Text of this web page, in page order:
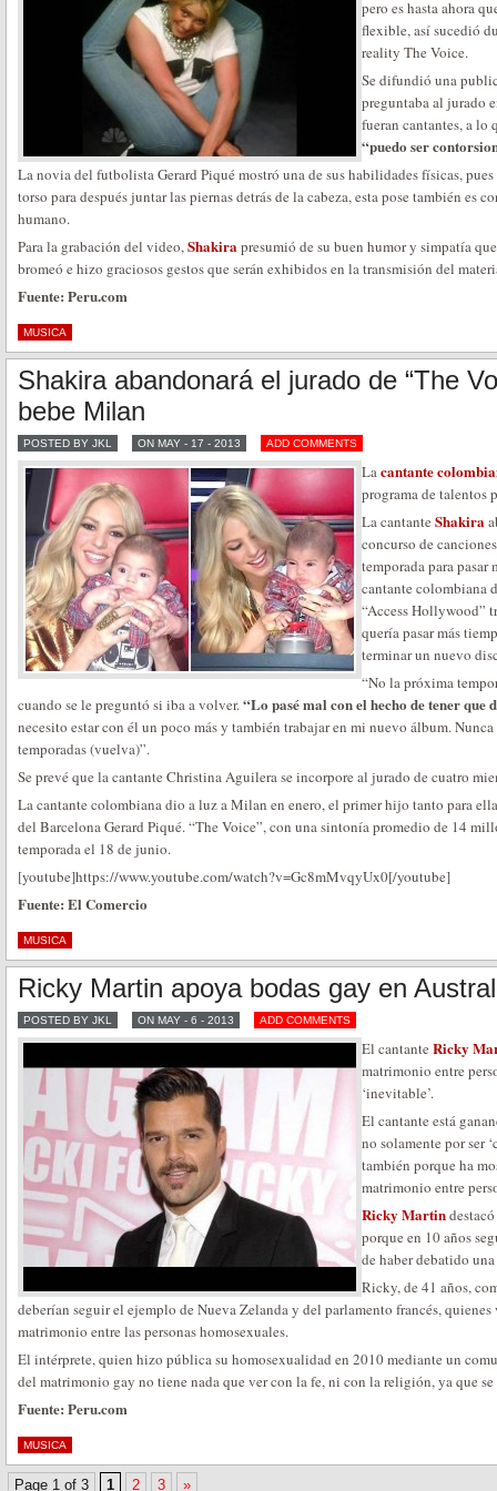
pero es hasta ahora
flexible, así sucedió
reality The Voice.
Se difundió una
preguntaba al jurado
fueran cantantes, a lo
“puedo ser
La novia del futbolista Gerard Piqué mostró una de sus habilidades físicas,
torso para después juntar las piernas detrás de la cabeza, esta pose también es
humano.
Para la grabación del video,Shakirapresumió de su buen humor y simpatía
bromeó e hizo graciosos gestos que serán exhibidos en la transmisión del
Fuente: Peru.com
MUSICA
Shakira abandonará el jurado de “The
bebe Milan
POSTED BY JKL ON MAY - 17 - 2013 ADD COMMENTS
Lacantante
programa de talentos
La cantante Shakira
concurso de
temporada para
cantante colombiana
“Access Hollywood”
quería pasar más
terminar un nuevo
“No la próxima
cuando se le preguntó si iba a volver.“Lo pasé mal con el hecho de tener que
necesito estar con él un poco más y también trabajar en mi nuevo álbum. Nunca
temporadas (vuelva)”.
Se prevé que la cantante Christina Aguilera se incorpore al jurado de cuatro
La cantante colombiana dio a luz a Milan en enero, el primer hijo tanto para
del Barcelona Gerard Piqué. “The Voice”, con una sintonía promedio de 14
temporada el 18 de junio.
[youtube]https://www.youtube.com/watch?v=Gc8mMvqyUx0[/youtube]
Fuente: El Comercio
MUSICA
Ricky Martin apoya bodas gay en
POSTED BY JKL ON MAY - 6 - 2013 ADD COMMENTS
El cantante Ricky
matrimonio entre
‘inevitable’.
El cantante está
no solamente por ser
también porque ha
matrimonio entre
Ricky Martin
porque en 10 años
de haber debatido
Ricky, de 41 años,
deberían seguir el ejemplo de Nueva Zelanda y del parlamento francés,
matrimonio entre las personas homosexuales.
El intérprete, quien hizo pública su homosexualidad en 2010 mediante un
del matrimonio gay no tiene nada que ver con la fe, ni con la religión, ya que se
Fuente: Peru.com
MUSICA
Page 1 of 3 1 2 3 »